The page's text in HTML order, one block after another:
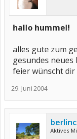
hallo hummel!
alles gute zum
gesundes
feier wünscht
29. Juni 2004
Aktives